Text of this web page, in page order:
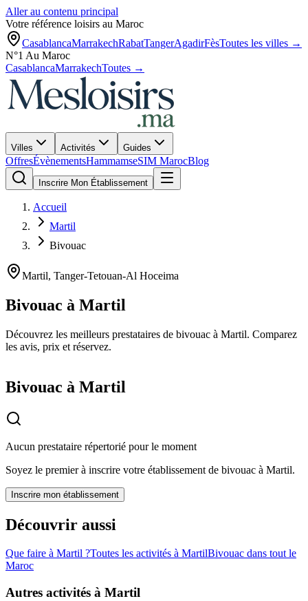
Aller au contenu principal
Votre référence loisirs au Maroc
CasablancaMarrakechRabatTangerAgadirFèsToutes les villes →
N°1 Au Maroc
CasablancaMarrakechToutes →
Villes Activités Guides
OffresÉvènementsHammamseSIM MarocBlog
Inscrire Mon Établissement
Accueil
Martil
Bivouac
Martil, Tanger-Tetouan-Al Hoceima
Bivouac à Martil
Découvrez les meilleurs prestataires de bivouac à Martil. Comparez
les avis, prix et réservez.
Bivouac à Martil
Aucun prestataire répertorié pour le moment
Soyez le premier à inscrire votre établissement de bivouac à Martil.
Inscrire mon établissement
Découvrir aussi
Que faire à Martil ?Toutes les activités à MartilBivouac dans tout le
Maroc
Autres activités à Martil